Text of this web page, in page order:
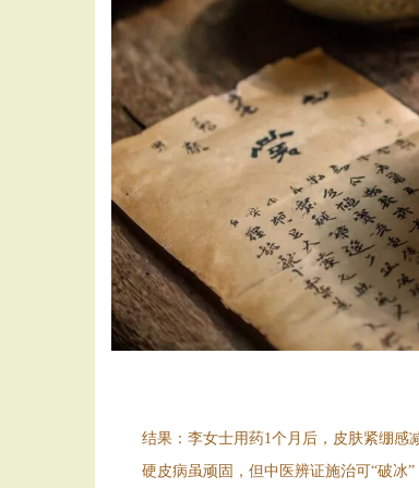
结果：李女士用药1个月后，皮肤紧绷感
硬皮病虽顽固，但中医辨证施治可“破冰